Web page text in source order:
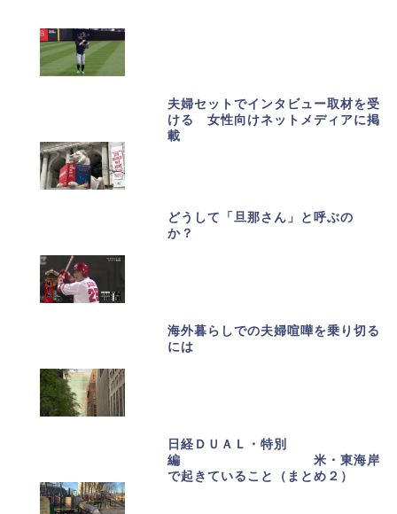
夫婦セットでインタビュー取材を受
ける 女性向けネットメディアに掲
載
どうして「旦那さん」と呼ぶの
か？
海外暮らしでの夫婦喧嘩を乗り切る
には
日経ＤＵＡＬ・特別
編 米・東海岸
で起きていること（まとめ２）